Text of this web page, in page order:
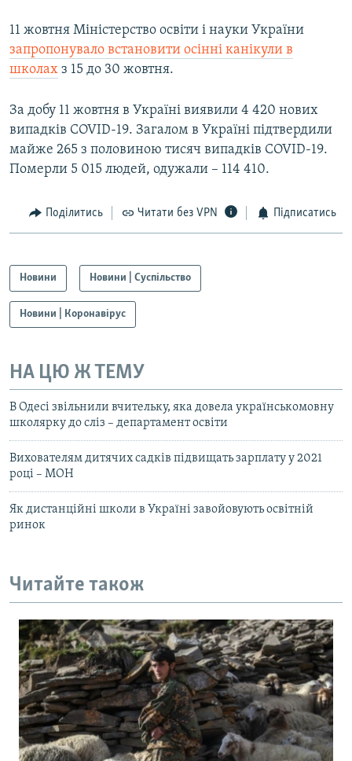
11 жовтня Міністерство освіти і науки України
запропонувало встановити осінні канікули в
школах з 15 до 30 жовтня.
За добу 11 жовтня в Україні виявили 4 420 нових
випадків COVID-19. Загалом в Україні підтвердили
майже 265 з половиною тисяч випадків COVID-19.
Померли 5 015 людей, одужали – 114 410.
Поділитись Читати без VPN Підписатись
Новини Новини | Суспільство
Новини | Коронавірус
НА ЦЮ Ж ТЕМУ
В Одесі звільнили вчительку, яка довела українськомовну
школярку до сліз – департамент освіти
Вихователям дитячих садків підвищать зарплату у 2021
році – МОН
Як дистанційні школи в Україні завойовують освітній
ринок
Читайте також